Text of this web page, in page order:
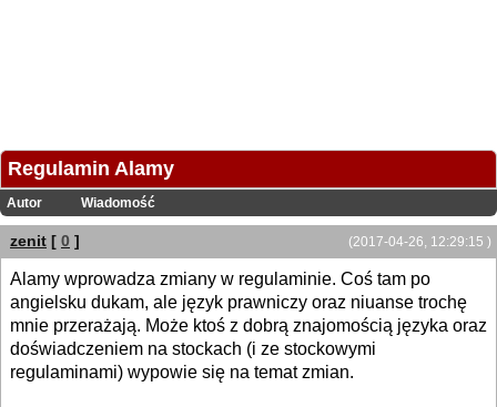
Regulamin Alamy
Autor Wiadomość
(2017-04-26, 12:29:15 )
zenit [ 0 ]
Alamy wprowadza zmiany w regulaminie. Coś tam po
angielsku dukam, ale język prawniczy oraz niuanse trochę
mnie przerażają. Może ktoś z dobrą znajomością języka oraz
doświadczeniem na stockach (i ze stockowymi
regulaminami) wypowie się na temat zmian.